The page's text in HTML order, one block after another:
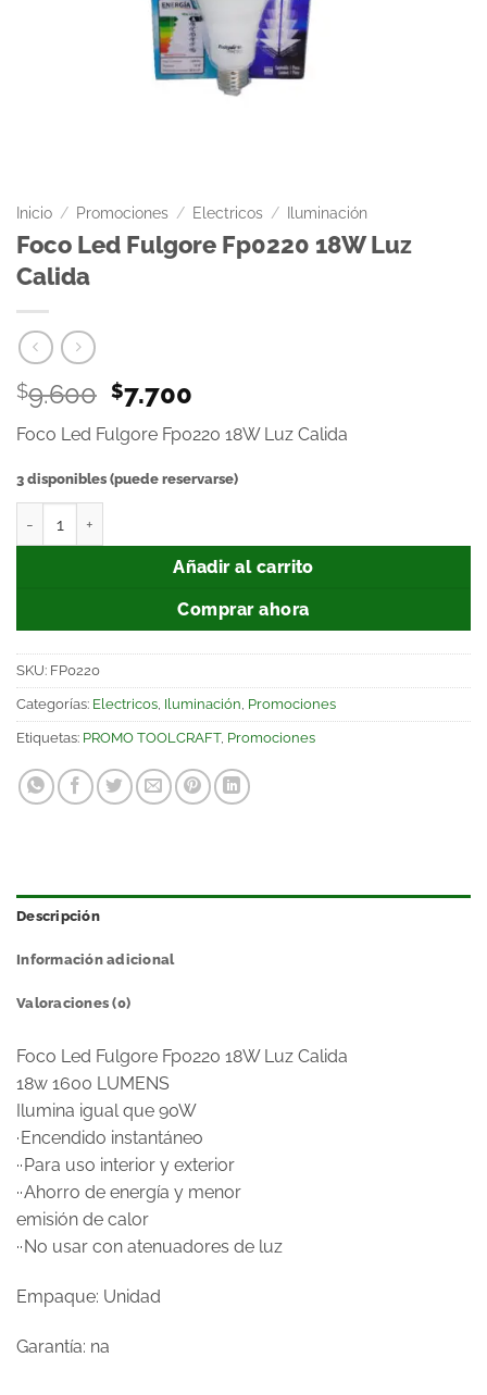
Inicio / Promociones / Electricos / Iluminación
Foco Led Fulgore Fp0220 18W Luz
Calida
$9.600 $7.700
Foco Led Fulgore Fp0220 18W Luz Calida
3 disponibles (puede reservarse)
Añadir al carrito
Comprar ahora
SKU: FP0220
Categorías: Electricos Iluminación Promociones
Etiquetas: PROMO TOOLCRAFT, Promociones
Descripción
Información adicional
Valoraciones (0)
Foco Led Fulgore Fp0220 18W Luz Calida
18w 1600 LUMENS
Ilumina igual que 90W
· Encendido instantáneo
·· Para uso interior y exterior
·· Ahorro de energía y menor
emisión de calor
·· No usar con atenuadores de luz
Empaque: Unidad
Garantía: na